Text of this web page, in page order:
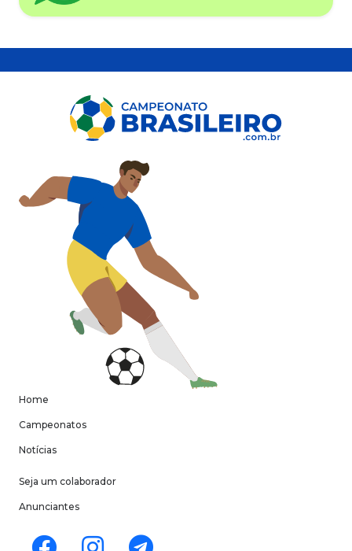
Home
Campeonatos
Notícias
Seja um colaborador
Anunciantes